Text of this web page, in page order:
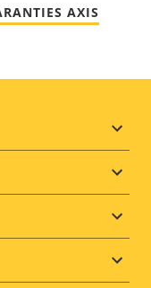
AXIS